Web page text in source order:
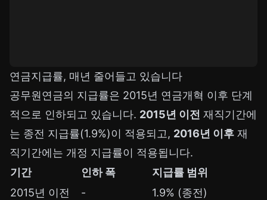
연금지급률, 매년 줄어들고 있습니다
공무원연금의 지급률은 2015년 연금개혁 이후 단계
적으로 인하되고 있습니다. 2015년 이전 재직기간에
는 종전 지급률(1.9%)이 적용되고, 2016년 이후 재
직기간에는 개정 지급률이 적용됩니다.
기간
인하 폭
지급률 범위
2015년 이전
-
1.9% (종전)